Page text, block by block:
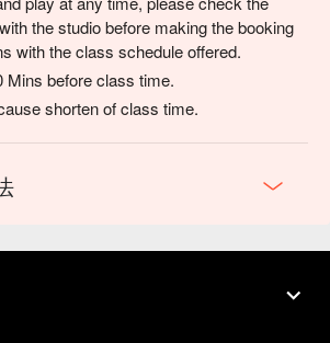
the studio before making the booking
with the class schedule offered.
Mins before class time.
shorten of class time.